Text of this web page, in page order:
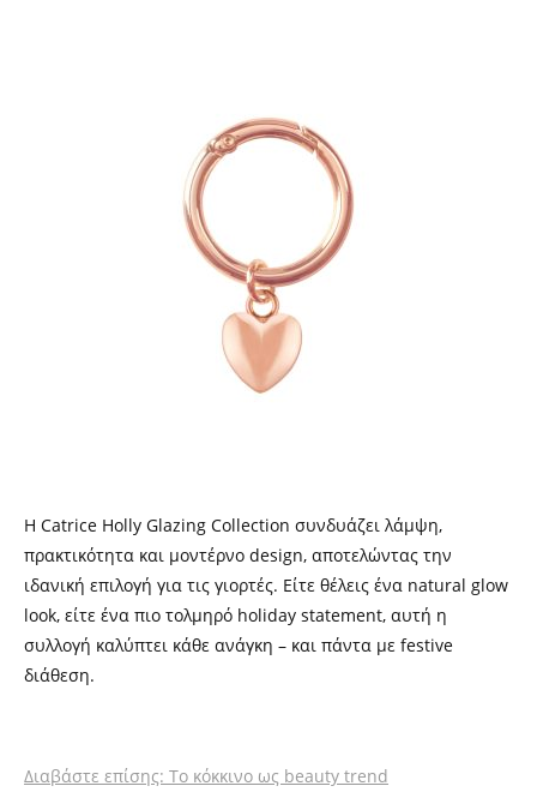
Η Catrice Holly Glazing Collection συνδυάζει λάμψη,
πρακτικότητα και μοντέρνο design, αποτελώντας την
ιδανική επιλογή για τις γιορτές. Είτε θέλεις ένα natural glow
look, είτε ένα πιο τολμηρό holiday statement, αυτή η
συλλογή καλύπτει κάθε ανάγκη – και πάντα με festive
διάθεση.
Διαβάστε επίσης: Το κόκκινο ως beauty trend